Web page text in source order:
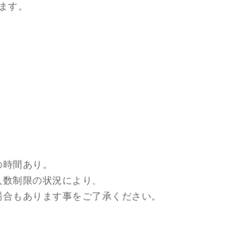
す。
間あり。
制限の状況により、
もあります事をご了承ください。